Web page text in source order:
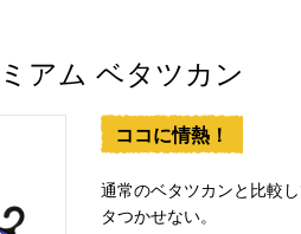
アム ベタツカン
ココに情熱！
通常のベタツカンと比較
タつかせない。